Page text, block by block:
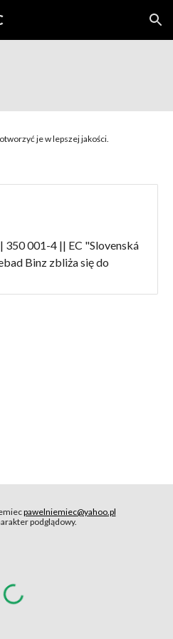
Skip to navigation
je w lepszej jakości.
350 001-4 || EC "Slovenská
Binz zbliża się do
pawelniemiec@yahoo.pl
podglądowy.